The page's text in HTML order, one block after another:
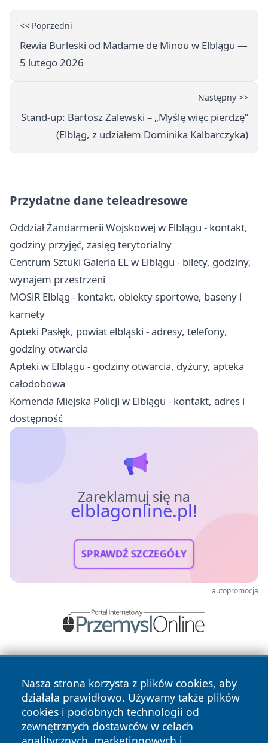
<< Poprzedni
Rewia Burleski od Madame de Minou w Elblągu —
5 lutego 2026
Następny >>
Stand-up: Bartosz Zalewski – „Myślę więc pierdzę”
(Elbląg, z udziałem Dominika Kalbarczyka)
Przydatne dane teleadresowe
Oddział Żandarmerii Wojskowej w Elblągu - kontakt,
godziny przyjęć, zasięg terytorialny
Centrum Sztuki Galeria EL w Elblągu - bilety, godziny,
wynajem przestrzeni
MOSiR Elbląg - kontakt, obiekty sportowe, baseny i
karnety
Apteki Pasłęk, powiat elbląski - adresy, telefony,
godziny otwarcia
Apteki w Elblągu - godziny otwarcia, dyżury, apteka
całodobowa
Komenda Miejska Policji w Elblągu - kontakt, adres i
dostępność
Zareklamuj się na
elblagonline.pl!
SPRAWDŹ SZCZEGÓŁY
autopromocja
Nasza strona korzysta z plików cookies, aby
działała prawidłowo. Używamy także plików
cookies i podobnych technologii od
zewnętrznych dostawców w celach
Copyright © 2026 elblagonline.pl Wszystkie prawa